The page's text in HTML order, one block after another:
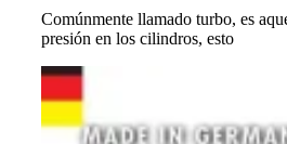
Comúnmente llamado turbo, es
presión en los cilindros, esto